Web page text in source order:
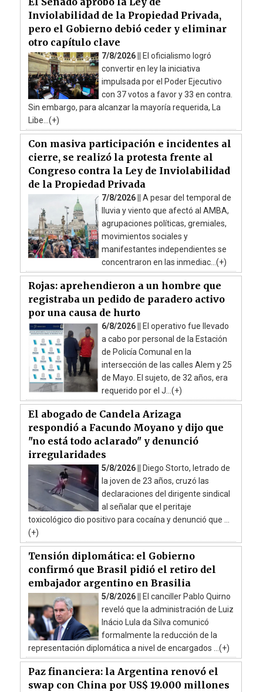
Inviolabilidad de la Propiedad Privada,
pero el Gobierno debió ceder y eliminar
otro capítulo clave
7/8/2026 ||
El oficialismo logró
convertir en ley la iniciativa
impulsada por el Poder Ejecutivo
con 37 votos a favor y 33 en contra.
Sin embargo, para alcanzar la mayoría requerida, La
Libe...(+)
Con masiva participación e incidentes al
cierre, se realizó la protesta frente al
Congreso contra la Ley de Inviolabilidad
de la Propiedad Privada
7/8/2026 || A pesar del temporal de
lluvia y viento que afectó al AMBA,
agrupaciones políticas, gremiales,
movimientos sociales y
manifestantes independientes se
concentraron en las inmediac...(+)
Rojas: aprehendieron a un hombre que
registraba un pedido de paradero activo
por una causa de hurto
6/8/2026 ||
El operativo fue llevado
a cabo por personal de la Estación
de Policía Comunal en la
intersección de las calles Alem y 25
de Mayo. El sujeto, de 32 años, era
requerido por el J...(+)
El abogado de Candela Arizaga
respondió a Facundo Moyano y dijo que
"no está todo aclarado" y denunció
irregularidades
5/8/2026 ||
Diego Storto, letrado de
la joven de 23 años, cruzó las
declaraciones del dirigente sindical
al señalar que el peritaje
toxicológico dio positivo para cocaína y denunció que ...
(+)
Tensión diplomática: el Gobierno
confirmó que Brasil pidió el retiro del
embajador argentino en Brasilia
5/8/2026 ||
El canciller Pablo Quirno
reveló que la administración de Luiz
Inácio Lula da Silva comunicó
formalmente la reducción de la
representación diplomática a nivel de encargados ...(+)
Paz financiera: la Argentina renovó el
swap con China por US$ 19.000 millones